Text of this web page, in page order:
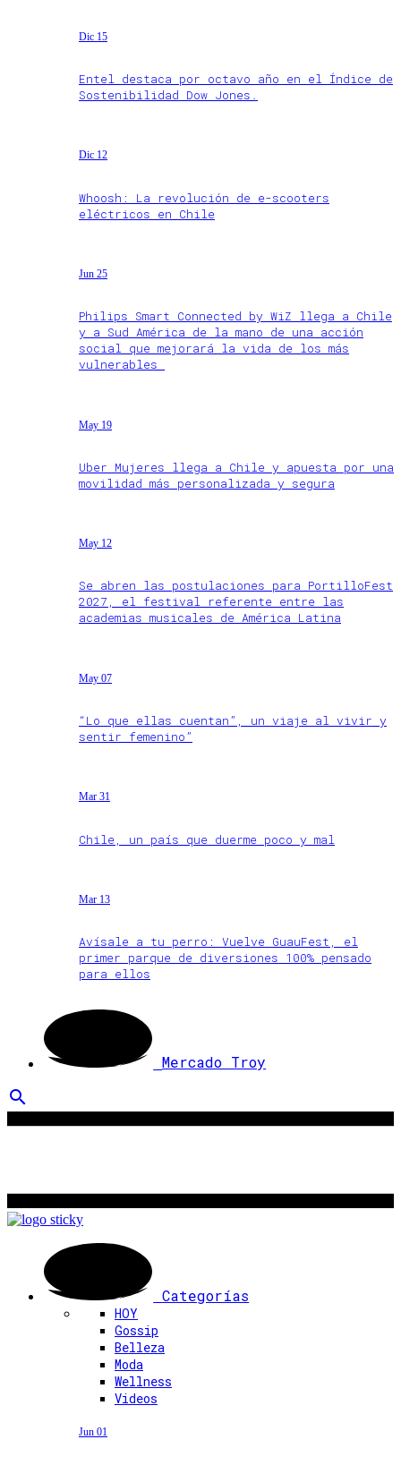
Dic 15
Entel destaca por octavo año en el Índice de
Sostenibilidad Dow Jones.
Dic 12
Whoosh: La revolución de e-scooters
eléctricos en Chile
Jun 25
Philips Smart Connected by WiZ llega a Chile
y a Sud América de la mano de una acción
social que mejorará la vida de los más
vulnerables
May 19
Uber Mujeres llega a Chile y apuesta por una
movilidad más personalizada y segura
May 12
Se abren las postulaciones para PortilloFest
2027, el festival referente entre las
academias musicales de América Latina
May 07
“Lo que ellas cuentan”, un viaje al vivir y
sentir femenino”
Mar 31
Chile, un país que duerme poco y mal
Mar 13
Avísale a tu perro: Vuelve GuauFest, el
primer parque de diversiones 100% pensado
para ellos
Mercado Troy
search
Categorías
HOY
Gossip
Belleza
Moda
Wellness
Videos
Jun 01